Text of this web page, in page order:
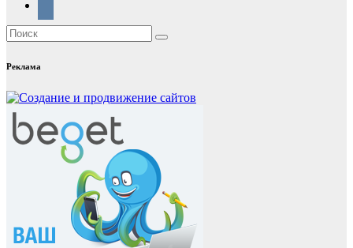
Реклама